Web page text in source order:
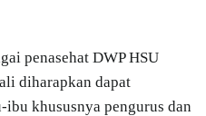
penasehat DWP HSU
diharapkan dapat
khususnya pengurus dan